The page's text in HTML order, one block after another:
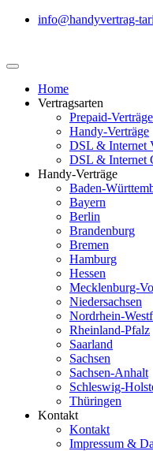
info@handyvertrag-
Home
Vertragsarten
Prepaid-Verträge
Handy-Verträge
DSL & Internet
DSL & Internet
Handy-Verträge
Baden-
Bayern
Berlin
Brandenburg
Bremen
Hamburg
Hessen
Mecklenburg-
Niedersachsen
Nordrhein-
Rheinland-Pfalz
Saarland
Sachsen
Sachsen-Anhalt
Schleswig-
Thüringen
Kontakt
Kontakt
Impressum &